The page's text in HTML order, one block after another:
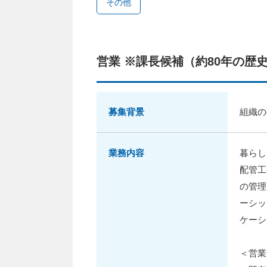
その他
営業 ※課長候補（約80年の歴
募集背景 組織
業務内容
暮ら
配管
の管
ーシ
ケー
＜営